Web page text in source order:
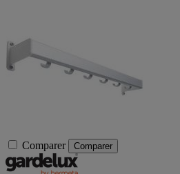
Comparer Comparer